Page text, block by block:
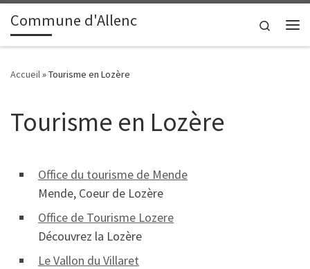
principalPasser au contenu
Commune d'Allenc
Search
Accueil»Tourisme en Lozère
Tourisme en Lozère
Office du tourisme de Mende
Mende, Coeur de Lozère
Office de Tourisme Lozere
Découvrez la Lozère
Le Vallon du Villaret